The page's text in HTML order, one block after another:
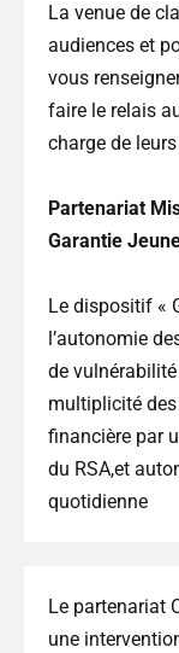
La venue de
audiences et
vous
faire le relais
charge de
Partenariat
Garantie
Le dispositif «
l’autonomie
de
multiplicité
financière par
du RSA,et
quotidienne
Le partenariat
une